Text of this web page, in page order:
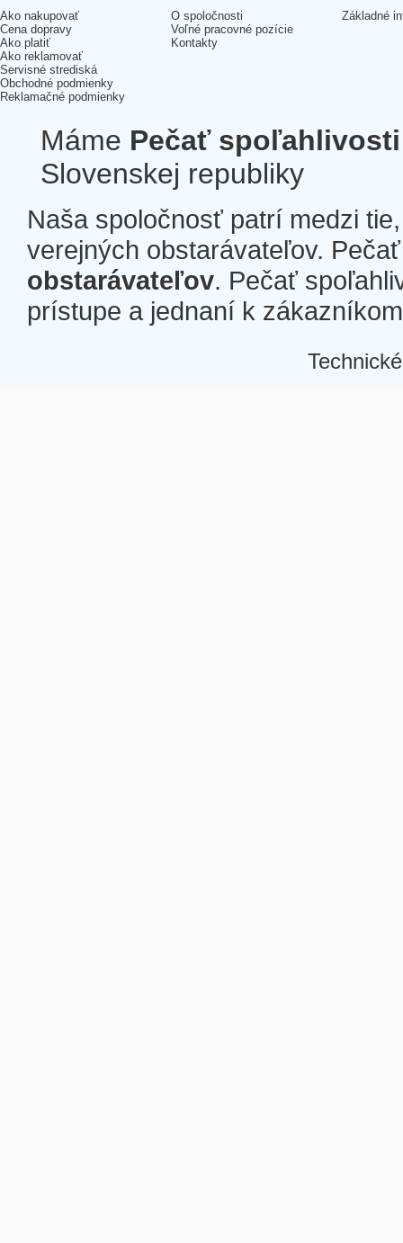
Ako nakupovať
Cena dopravy
Ako platiť
Ako reklamovať
Servisné strediská
Obchodné podmienky
Reklamačné podmienky
O spoločnosti
Voľné pracovné pozície
Kontakty
Základné
Máme Pečať spoľahlivosti
Slovenskej republiky
Naša spoločnosť patrí medzi
verejných obstarávateľov.
obstarávateľov. Pečať
prístupe a jednaní k